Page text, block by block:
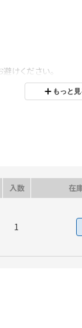
けください。
色の原因となります
場合がございます。
もっと見
入数 在
1